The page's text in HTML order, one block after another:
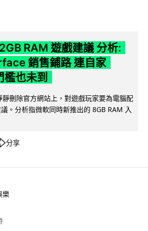
RAM 遊戲建議 分析:
銷售鋪路 連自家
也未到
刪除官方網站上，對遊戲玩家要為電腦配
。分析指微軟同時新推出的 8GB RAM 入
分享
樂